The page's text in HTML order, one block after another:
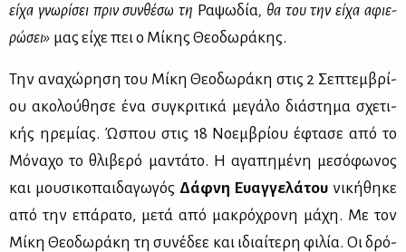
εί­χα γνω­ρί­σει πριν συν­θέ­σω τη Ρα­ψω­δία, θα του την εί­χα αφιε­
ρώ­σει» μας εί­χε πει ο Μί­κης Θε­ο­δω­ρά­κης.
Την ανα­χώ­ρη­ση του Μί­κη Θε­ο­δω­ρά­κη στις 2 Σε­πτεμ­βρί­
ου ακο­λού­θη­σε ένα συ­γκρι­τι­κά με­γά­λο διά­στη­μα σχε­τι­
κής ηρε­μί­ας. Ώσπου στις 18 Νο­εμ­βρί­ου έφτα­σε από το
Μό­να­χο το θλι­βε­ρό μα­ντά­το. Η αγα­πη­μέ­νη με­σό­φω­νος
και μου­σι­κο­παι­δα­γω­γός Δάφ­νη Ευαγ­γε­λά­του νι­κή­θη­κε
από την επά­ρα­το, με­τά από μα­κρό­χρο­νη μά­χη. Με τον
Μί­κη Θε­ο­δω­ρά­κη τη συ­νέ­δεε και ιδιαί­τε­ρη φι­λία. Οι δρό­